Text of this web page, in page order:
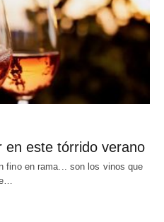
en este tórrido verano
fino en rama... son los vinos que